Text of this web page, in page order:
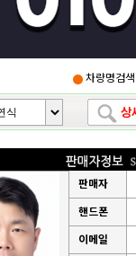
차량명검색
판매자
핸드폰
이메일